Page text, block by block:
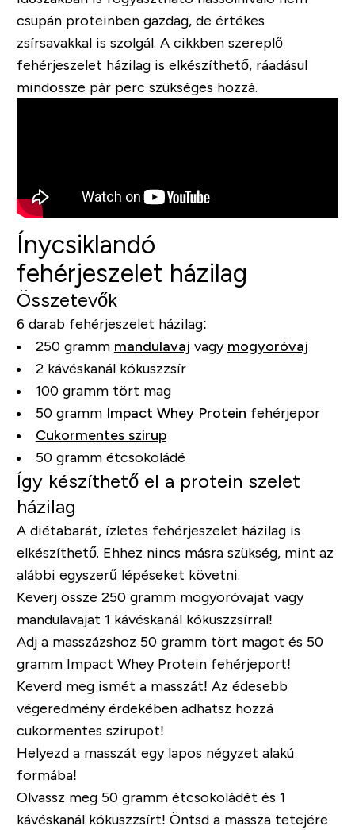
csupán proteinben gazdag, de értékes
zsírsavakkal is szolgál. A cikkben szereplő
fehérjeszelet házilag is elkészíthető, ráadásul
mindössze pár perc szükséges hozzá.
Ínycsiklandó
fehérjeszelet házilag
Összetevők
6 darab fehérjeszelet házilag:
250 gramm mandulavaj vagy mogyoróvaj
2 kávéskanál kókuszzsír
100 gramm tört mag
50 gramm Impact Whey Protein fehérjepor
Cukormentes szirup
50 gramm étcsokoládé
Így készíthető el a protein szelet
házilag
A diétabarát, ízletes fehérjeszelet házilag is
elkészíthető. Ehhez nincs másra szükség, mint az
alábbi egyszerű lépéseket követni.
Keverj össze 250 gramm mogyoróvajat vagy
mandulavajat 1 kávéskanál kókuszzsírral!
Adj a masszázshoz 50 gramm tört magot és 50
gramm Impact Whey Protein fehérjeport!
Keverd meg ismét a masszát! Az édesebb
végeredmény érdekében adhatsz hozzá
cukormentes szirupot!
Helyezd a masszát egy lapos négyzet alakú
formába!
Olvassz meg 50 gramm étcsokoládét és 1
kávéskanál kókuszzsírt! Öntsd a massza tetejére